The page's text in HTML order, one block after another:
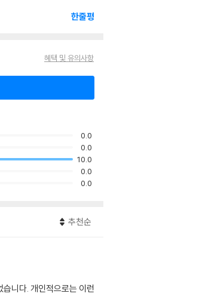
한줄평
혜택 및 유의사항
0.0
0.0
10.0
0.0
0.0
추천순
니다. 개인적으로는 이런